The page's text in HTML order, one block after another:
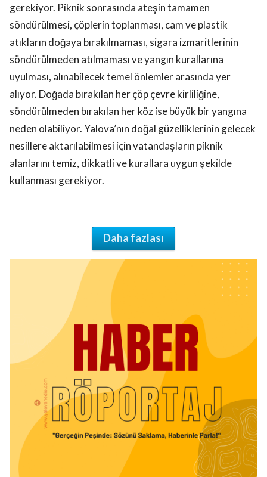
gerekiyor. Piknik sonrasında ateşin tamamen
söndürülmesi, çöplerin toplanması, cam ve plastik
atıkların doğaya bırakılmaması, sigara izmaritlerinin
söndürülmeden atılmaması ve yangın kurallarına
uyulması, alınabilecek temel önlemler arasında yer
alıyor. Doğada bırakılan her çöp çevre kirliliğine,
söndürülmeden bırakılan her köz ise büyük bir yangına
neden olabiliyor. Yalova’nın doğal güzelliklerinin gelecek
nesillere aktarılabilmesi için vatandaşların piknik
alanlarını temiz, dikkatli ve kurallara uygun şekilde
kullanması gerekiyor.
Daha fazlası